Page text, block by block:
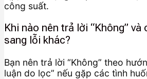
công suất.
Khi nào nên trả lời “Không” và
sang lỗi khác?
Bạn nên trả lời “Không” theo
luận do lọc” nếu gặp các tình